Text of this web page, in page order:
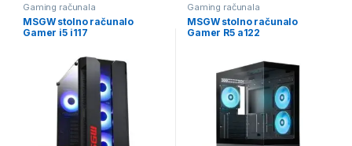
Gaming računala
MSGW stolno računalo
Gamer i5 i117
Gaming računala
MSGW stolno računalo
Gamer R5 a122